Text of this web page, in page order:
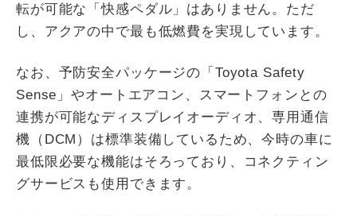
転が可能な「快感ペダル」はありません。ただ
し、アクアの中で最も低燃費を実現しています。
なお、予防安全パッケージの「Toyota Safety
Sense」やオートエアコン、スマートフォンとの
連携が可能なディスプレイオーディオ、専用通信
機（DCM）は標準装備しているため、今時の車に
最低限必要な機能はそろっており、コネクティン
グサービスも使用できます。